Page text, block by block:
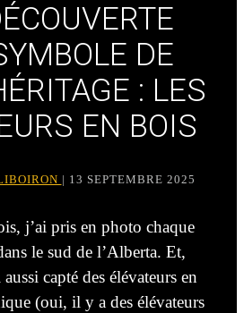
DE
: LES
EN BOIS
| 13 SEPTEMBRE 2025
j’ai pris en photo chaque
le sud de l’Alberta. Et,
aussi capté des élévateurs en
(oui, il y a des élévateurs